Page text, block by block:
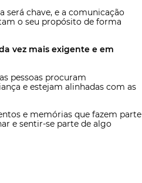
chave, e a comunicação
o seu propósito de forma
vez mais exigente e em
pessoas procuram
e estejam alinhadas com as
e memórias que fazem parte
e sentir-se parte de algo